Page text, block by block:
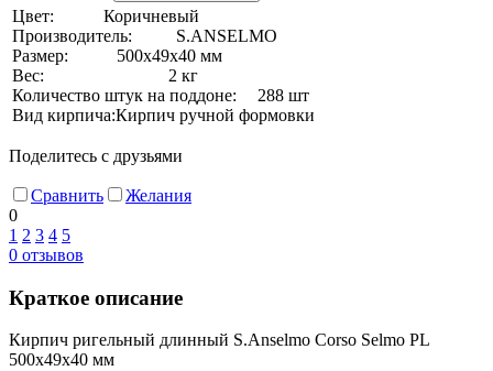
Цвет:
Коричневый
Производитель:
S.ANSELMO
Размер:
500х49х40 мм
Вес:
2 кг
Количество штук на поддоне:
288 шт
Вид кирпича:Кирпич ручной формовки
Поделитесь с друзьями
Сравнить
Желания
0
1 2 3 4 5
0 отзывов
Краткое описание
Кирпич ригельный длинный S.Anselmo Corso Selmo PL
500х49х40 мм